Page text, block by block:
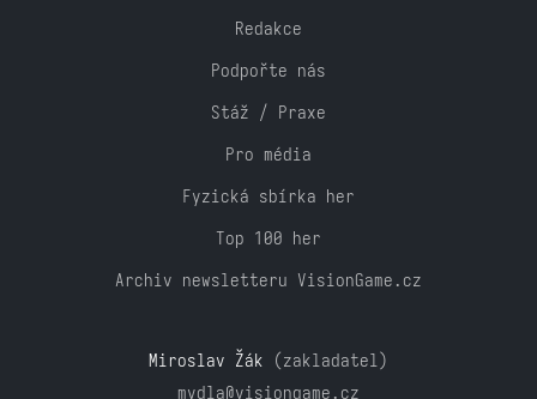
Redakce
Podpořte nás
Stáž / Praxe
Pro média
Fyzická sbírka her
Top 100 her
Archiv newsletteru VisionGame.cz
Miroslav Žák (zakladatel)
mydla@visiongame.cz